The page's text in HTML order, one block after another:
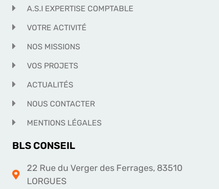
A.S.I EXPERTISE COMPTABLE
VOTRE ACTIVITÉ
NOS MISSIONS
VOS PROJETS
ACTUALITÉS
NOUS CONTACTER
MENTIONS LÉGALES
BLS CONSEIL
22 Rue du Verger des Ferrages, 83510
LORGUES